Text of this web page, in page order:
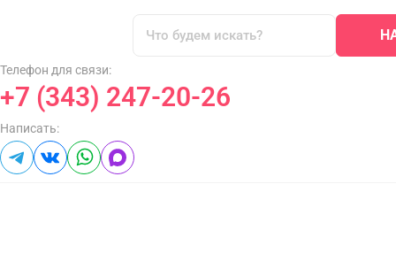
Телефон для связи:
+7 (343) 247-20-26
Написать: